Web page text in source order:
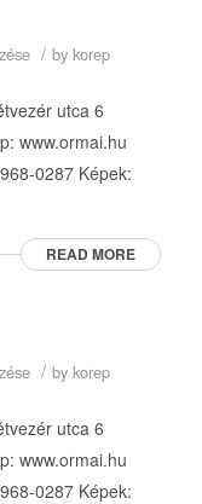
/ by korep
utca 6
www.ormai.hu
0287 Képek:
READ MORE
/ by korep
utca 6
www.ormai.hu
0287 Képek: